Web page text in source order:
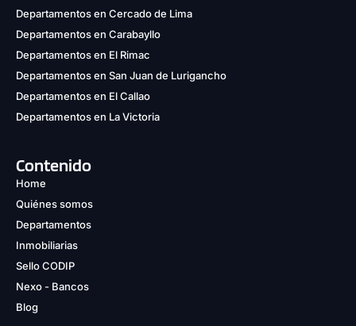
Departamentos en Cercado de Lima
Departamentos en Carabayllo
Departamentos en El Rimac
Departamentos en San Juan de Lurigancho
Departamentos en El Callao
Departamentos en La Victoria
Contenido
Home
Quiénes somos
Departamentos
Inmobiliarias
Sello CODIP
Nexo - Bancos
Blog